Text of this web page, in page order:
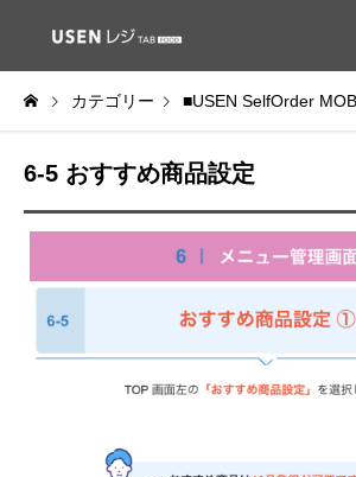
カテゴリー ■USEN SelfOrder
6-5 おすすめ商品設定